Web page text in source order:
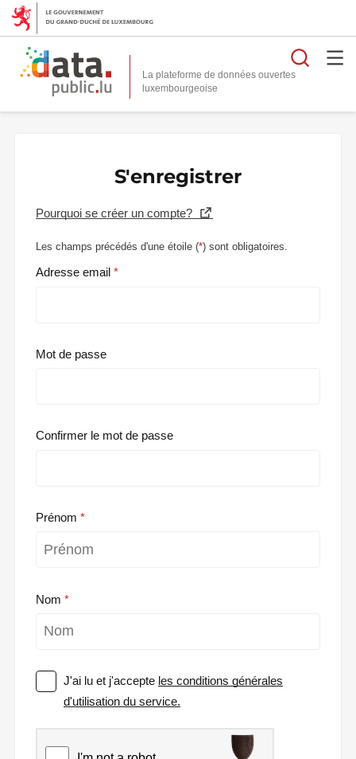
La plateforme de données ouvertes
S'enregistrer
Pourquoi se créer un compte?
Les champs précédés d'une étoile (*) sont obligatoires.
Adresse email
Mot de passe
Confirmer le mot de passe
Prénom
Nom
J'ai lu et j'accepte les conditions générales
d'utilisation du service.